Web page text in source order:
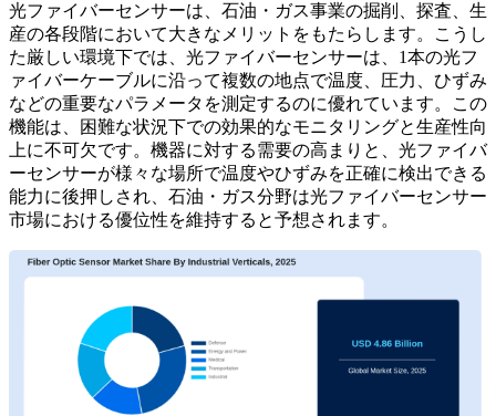
光ファイバーセンサーは、石油・ガス事業の掘削、探査、生
産の各段階において大きなメリットをもたらします。こうし
た厳しい環境下では、光ファイバーセンサーは、1本の光フ
ァイバーケーブルに沿って複数の地点で温度、圧力、ひずみ
などの重要なパラメータを測定するのに優れています。この
機能は、困難な状況下での効果的なモニタリングと生産性向
上に不可欠です。機器に対する需要の高まりと、光ファイバ
ーセンサーが様々な場所で温度やひずみを正確に検出できる
能力に後押しされ、石油・ガス分野は光ファイバーセンサー
市場における優位性を維持すると予想されます。